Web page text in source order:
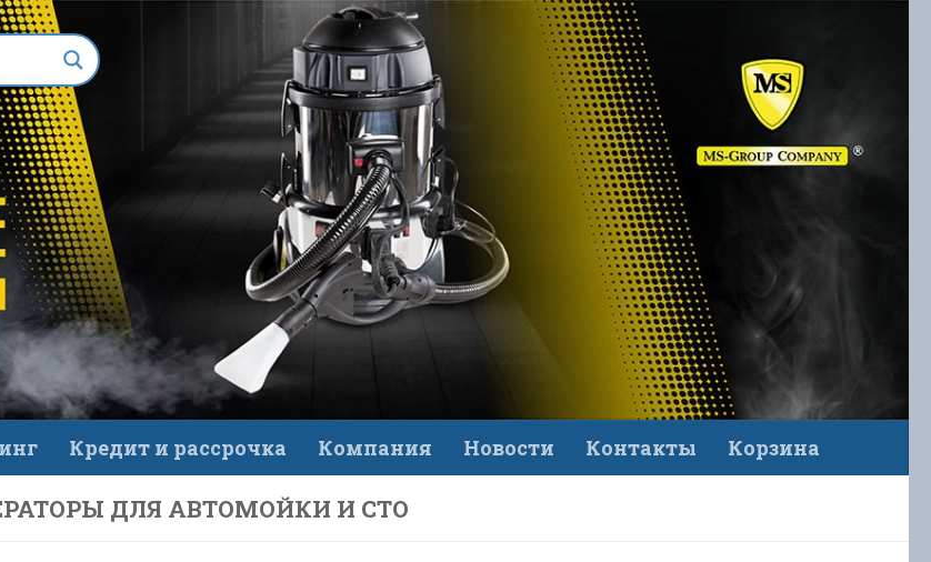
Кредит и рассрочка Компания Новости Контакты Корзина
ДЛЯ АВТОМОЙКИ И СТО